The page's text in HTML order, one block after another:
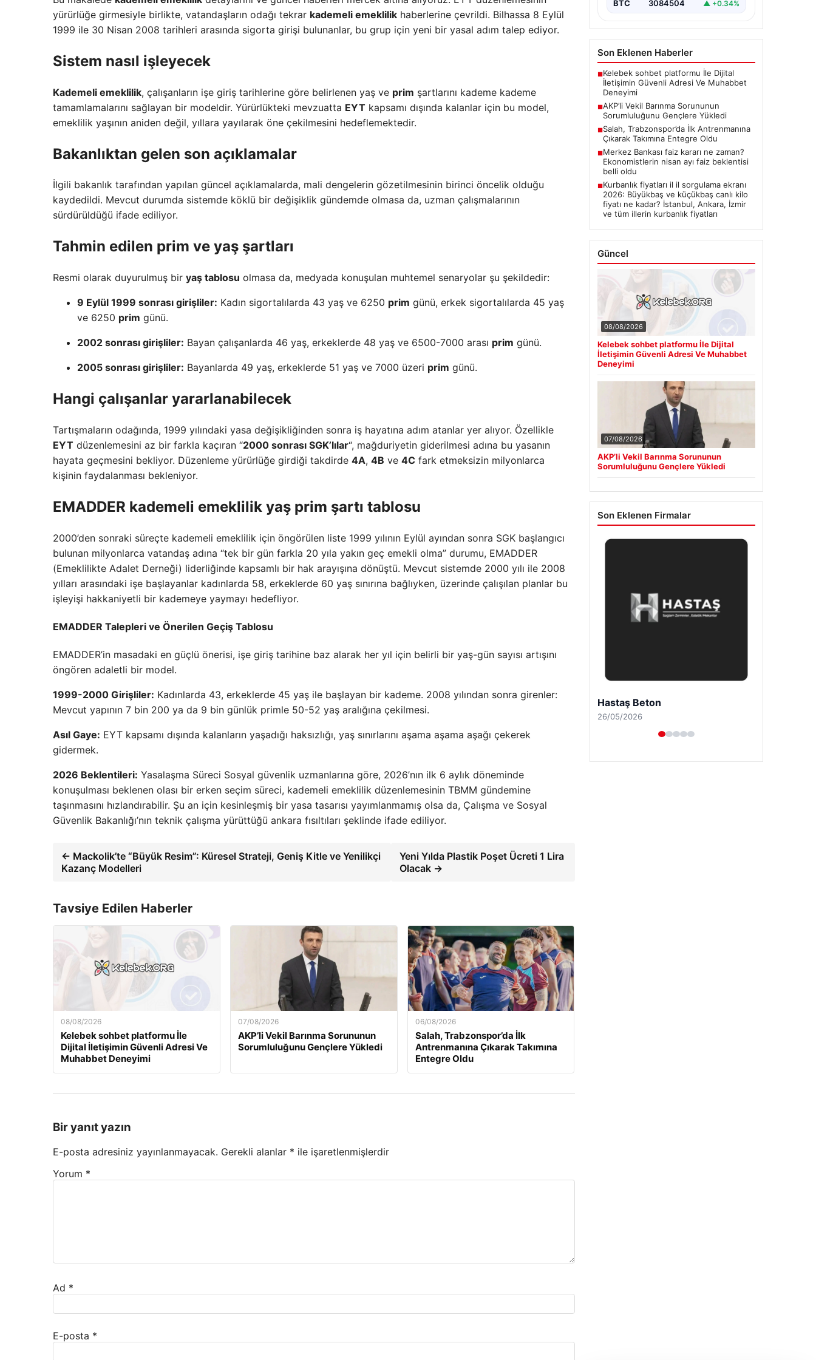
yürürlüğe girmesiyle birlikte, vatandaşların odağı tekrar kademeli emeklilik haberlerine çevrildi. Bilhassa 8 Eylül
1999 ile 30 Nisan 2008 tarihleri arasında sigorta girişi bulunanlar, bu grup için yeni bir yasal adım talep ediyor.
Sistem nasıl işleyecek
Kademeli emeklilik, çalışanların işe giriş tarihlerine göre belirlenen yaş ve prim şartlarını kademe kademe
tamamlamalarını sağlayan bir modeldir. Yürürlükteki mevzuatta EYT kapsamı dışında kalanlar için bu model,
emeklilik yaşının aniden değil, yıllara yayılarak öne çekilmesini hedeflemektedir.
Bakanlıktan gelen son açıklamalar
İlgili bakanlık tarafından yapılan güncel açıklamalarda, mali dengelerin gözetilmesinin birinci öncelik olduğu
kaydedildi. Mevcut durumda sistemde köklü bir değişiklik gündemde olmasa da, uzman çalışmalarının
sürdürüldüğü ifade ediliyor.
Tahmin edilen prim ve yaş şartları
Resmi olarak duyurulmuş bir yaş tablosu olmasa da, medyada konuşulan muhtemel senaryolar şu şekildedir:
9 Eylül 1999 sonrası girişliler: Kadın sigortalılarda 43 yaş ve 6250 prim günü, erkek sigortalılarda 45 yaş
ve 6250 prim günü.
2002 sonrası girişliler: Bayan çalışanlarda 46 yaş, erkeklerde 48 yaş ve 6500-7000 arası prim günü.
2005 sonrası girişliler: Bayanlarda 49 yaş, erkeklerde 51 yaş ve 7000 üzeri prim günü.
Hangi çalışanlar yararlanabilecek
Tartışmaların odağında, 1999 yılındaki yasa değişikliğinden sonra iş hayatına adım atanlar yer alıyor. Özellikle
EYT düzenlemesini az bir farkla kaçıran “2000 sonrası SGK’lılar“, mağduriyetin giderilmesi adına bu yasanın
hayata geçmesini bekliyor. Düzenleme yürürlüğe girdiği takdirde 4A, 4B ve 4C fark etmeksizin milyonlarca
kişinin faydalanması bekleniyor.
EMADDER kademeli emeklilik yaş prim şartı tablosu
2000’den sonraki süreçte kademeli emeklilik için öngörülen liste 1999 yılının Eylül ayından sonra SGK başlangıcı
bulunan milyonlarca vatandaş adına “tek bir gün farkla 20 yıla yakın geç emekli olma” durumu, EMADDER
(Emeklilikte Adalet Derneği) liderliğinde kapsamlı bir hak arayışına dönüştü. Mevcut sistemde 2000 yılı ile 2008
yılları arasındaki işe başlayanlar kadınlarda 58, erkeklerde 60 yaş sınırına bağlıyken, üzerinde çalışılan planlar bu
işleyişi hakkaniyetli bir kademeye yaymayı hedefliyor.
EMADDER Talepleri ve Önerilen Geçiş Tablosu
EMADDER’in masadaki en güçlü önerisi, işe giriş tarihine baz alarak her yıl için belirli bir yaş-gün sayısı artışını
öngören adaletli bir model.
1999-2000 Girişliler: Kadınlarda 43, erkeklerde 45 yaş ile başlayan bir kademe. 2008 yılından sonra girenler:
Mevcut yapının 7 bin 200 ya da 9 bin günlük primle 50-52 yaş aralığına çekilmesi.
Asıl Gaye: EYT kapsamı dışında kalanların yaşadığı haksızlığı, yaş sınırlarını aşama aşama aşağı çekerek
gidermek.
2026 Beklentileri: Yasalaşma Süreci Sosyal güvenlik uzmanlarına göre, 2026’nın ilk 6 aylık döneminde
konuşulması beklenen olası bir erken seçim süreci, kademeli emeklilik düzenlemesinin TBMM gündemine
taşınmasını hızlandırabilir. Şu an için kesinleşmiş bir yasa tasarısı yayımlanmamış olsa da, Çalışma ve Sosyal
Güvenlik Bakanlığı’nın teknik çalışma yürüttüğü ankara fısıltıları şeklinde ifade ediliyor.
← Mackolik’te “Büyük Resim”: Küresel Strateji, Geniş Kitle ve Yenilikçi
Kazanç Modelleri
Yeni Yılda Plastik Poşet Ücreti 1 Lira
Olacak →
Tavsiye Edilen Haberler
08/08/2026
Kelebek sohbet platformu İle
Dijital İletişimin Güvenli Adresi Ve
Muhabbet Deneyimi
07/08/2026
AKP’li Vekil Barınma Sorununun
Sorumluluğunu Gençlere Yükledi
06/08/2026
Salah, Trabzonspor’da İlk
Antrenmanına Çıkarak Takımına
Entegre Oldu
Bir yanıt yazın
E-posta adresiniz yayınlanmayacak. Gerekli alanlar * ile işaretlenmişlerdir
Yorum *
Ad *
E-posta *
BTC 3084504 ▲ +0.34%
Son Eklenen Haberler
■Kelebek sohbet platformu İle Dijital
İletişimin Güvenli Adresi Ve Muhabbet
Deneyimi
■AKP’li Vekil Barınma Sorununun
Sorumluluğunu Gençlere Yükledi
■Salah, Trabzonspor’da İlk Antrenmanına
Çıkarak Takımına Entegre Oldu
■Merkez Bankası faiz kararı ne zaman?
Ekonomistlerin nisan ayı faiz beklentisi
belli oldu
■Kurbanlık fiyatları il il sorgulama ekranı
2026: Büyükbaş ve küçükbaş canlı kilo
fiyatı ne kadar? İstanbul, Ankara, İzmir
ve tüm illerin kurbanlık fiyatları
Güncel
08/08/2026
Kelebek sohbet platformu İle Dijital
İletişimin Güvenli Adresi Ve Muhabbet
Deneyimi
07/08/2026
AKP’li Vekil Barınma Sorununun
Sorumluluğunu Gençlere Yükledi
Son Eklenen Firmalar
Enes Kaplan Avukatlık Bürosu
28/04/2026